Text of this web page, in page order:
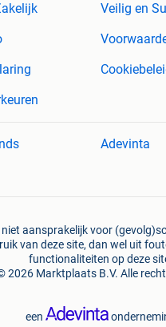
Veilig en
Adevinta
aansprakelijk voor
van deze site, dan wel uit
functionaliteiten op deze
2026 Marktplaats B.V. Alle
een